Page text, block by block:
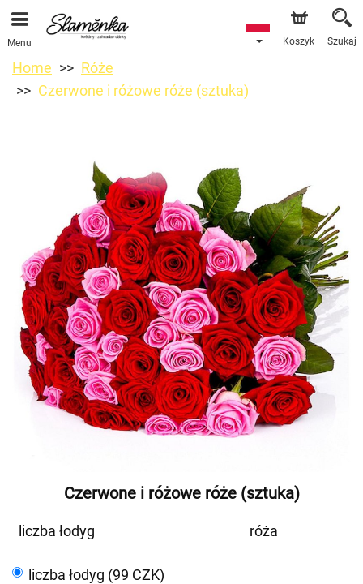
Menu Koszyk Szukaj
Home
Róże
Czerwone i różowe róże (sztuka)
Czerwone i różowe róże (sztuka)
liczba łodyg róża
liczba łodyg (99 CZK)